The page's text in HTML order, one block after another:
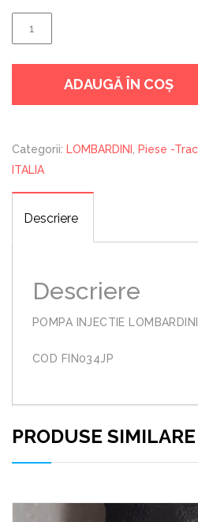
Cantitate
POMPA
INJECTIE
LOMBARDINI
8LD665-
ADAUGĂ ÎN COȘ
Categorii: LOMBARDINI , Piese -
ITALIA
Descriere
Descriere
POMPA INJECTIE
COD FIN034JP
PRODUSE SIMILARE